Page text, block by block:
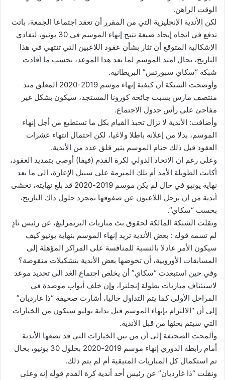
الوقت الراهن.
لكن الأندية الإنجليزية التي من المقرر أن تعقد اجتماعا الجمعة، باتت
تدفع في اتجاه إيجاد صيغة تتيح إنهاء الموسم في 30 يونيو، لتفادي
الإشكالية المتوقع أن تثار بشأن عقود اللاعبين التي تنتهي في هذا
التاريخ، بحال امتد الموسم لما بعد هذا الموعد، بحسب ما أفادت
شبكة “سكاي سبورتس” البريطانية.
وأوضحت الشبكة أن كيفية إنهاء موسم 2019-2020 المعلق منذ
منتصف مارس بسبب جائحة كورونا المستجد، سيكون بشكل غير
مفاجئ على رأس جدول الاجتماع.
وأضافت: الأندية لا تزال تحبذ القيام بكل ما تستطيع من أجل إنهاء
الموسم، بدلا من إعلانه باطلا ولاغيا، لكن احتمال انتهاء عشرات
العقود قبل ذلك ختام الموسم يثير قلق عدد من الأندية.
وعلى رغم ان الاتحاد الدولي لكرة القدم (فيفا) أوصى بتمديد العقود،
أكانت الطويلة الأمد أم تلك المبرمة على سبيل الإعارة، الى ما بعد
نهاية يونيو في حال لم يكن موسم 2019-2020 قد بلغ نهايته، تخشى
أندية من أن يرحل اللاعبون عن صفوفها بمجرد حلول ذاك التاريخ،
بحسب “سكاي”.
ونقلت الشبكة المالكة لحقوق بث مباريات البريمرليغ، عن رئيس نادٍ
لم تسمه قوله : بعض الأندية تريد إنهاء الموسم بنهاية يونيو كيف
سيكون الأمر عادلا بالنسبة للمنافسة على المراكز المؤهلة إلى
المسابقات الأوروبية، أن تخوضها بعض الأندية بتشكيلات منقوصة؟
وفي حين استبعدت “سكاي” أن يخلص اجتماع الغد الى تحديد موعد
لاستئناف مباريات بطولة إنجلترا، وإن خلف أبواب موصدة في
المراحل الأولى كما يتم التداول حاليا، أشارت صحيفة “ذا غارديان”
إلى أن “الالتزام بإنهاء الموسم قبل بداية يوليو سيكون من الخيارات
التي سيتم بحثها من قبل الأندية.
وألمحت الصحيفة إلى أن من بين الخيارات التي قد تضعها الأندية
أمام رابطة الدوري إنهاء موسم 2019-2020 بحلول 30 يونيو، بحال
تم استكمال كل المباريات المتبقية أم لم يتم ذلك.
ونقلت “ذا غارديان” عن رئيس أحد أندية كرة القدم قوله إنه وعلى